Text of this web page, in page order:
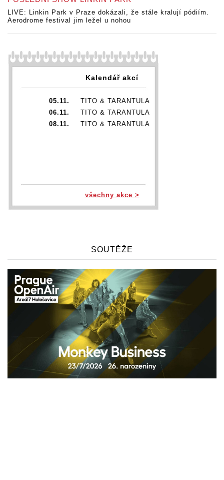
LIVE: Linkin Park v Praze dokázali, že stále kralují pódiím.
Aerodrome festival jim ležel u nohou
Kalendář akcí
05.11.
TITO & TARANTULA
06.11.
TITO & TARANTULA
08.11.
TITO & TARANTULA
všechny akce >
SOUTĚŽE